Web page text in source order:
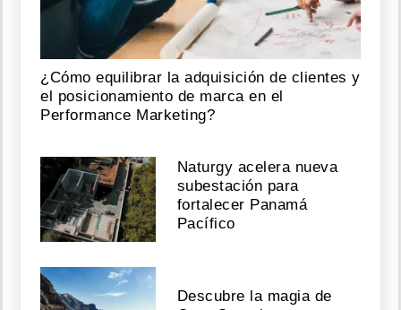
¿Cómo equilibrar la adquisición de clientes y
el posicionamiento de marca en el
Performance Marketing?
Naturgy acelera nueva
subestación para
fortalecer Panamá
Pacífico
Descubre la magia de